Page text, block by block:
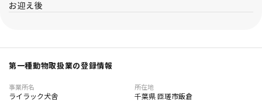
お迎え後
第一種動物取扱業の登録情報
事業所名
ライラック犬舎
所在地
千葉県 匝瑳市飯倉